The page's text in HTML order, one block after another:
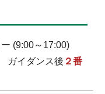
ー (9:00～17:00)
ガイダンス後 ２番